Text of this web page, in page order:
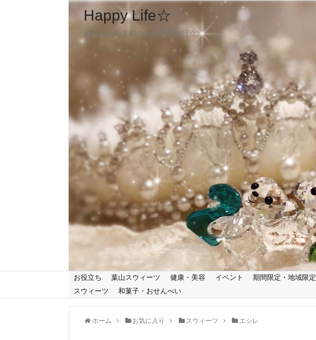
Happy Life☆
葉山に住む主婦のお菓子な毎日☆
お役立ち 葉山スウィーツ 健康・美容 イベント 期間限定・地域限定
スウィーツ
和菓子・おせんべい
ホーム お気に入り スウィーツ エシレ